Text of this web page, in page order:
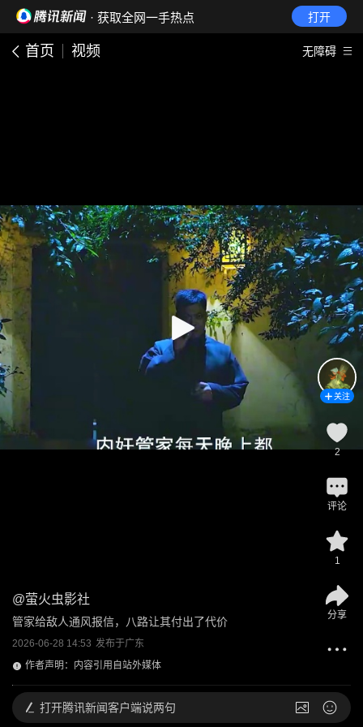
· 获取全网一手热点 打开
首页 视频 无障碍
@萤火虫影社
管家给敌人通风报信，八路让其付出了代价
2026-06-28 14:53 发布于广东
作者声明：内容引用自站外媒体
关注
2
评论
1
分享
打开腾讯新闻客户端说两句